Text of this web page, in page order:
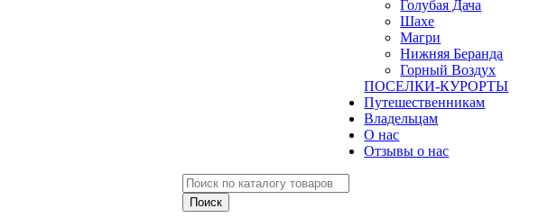
Голубая Дача
Шахе
Магри
Нижняя Беранда
Горный Воздух
ПОСЕЛКИ-КУРОРТЫ
Путешественникам
Владельцам
О нас
Отзывы о нас